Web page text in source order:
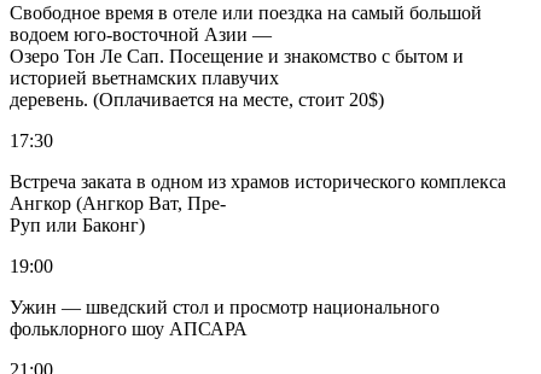
Свободное время в отеле или поездка на самый большой
водоем юго-восточной Азии —
Озеро Тон Ле Сап. Посещение и знакомство с бытом и
историей вьетнамских плавучих
деревень. (Оплачивается на месте, стоит 20$)
17:30
Встреча заката в одном из храмов исторического комплекса
Ангкор (Ангкор Ват, Пре-
Руп или Баконг)
19:00
Ужин — шведский стол и просмотр национального
фольклорного шоу АПСАРА
21:00